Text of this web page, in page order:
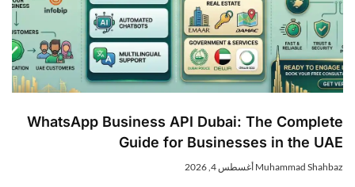
WhatsApp Business API Dubai: The Complete
Guide for Businesses in the UAE
Muhammad Shahbaz أغسطس 4, 2026